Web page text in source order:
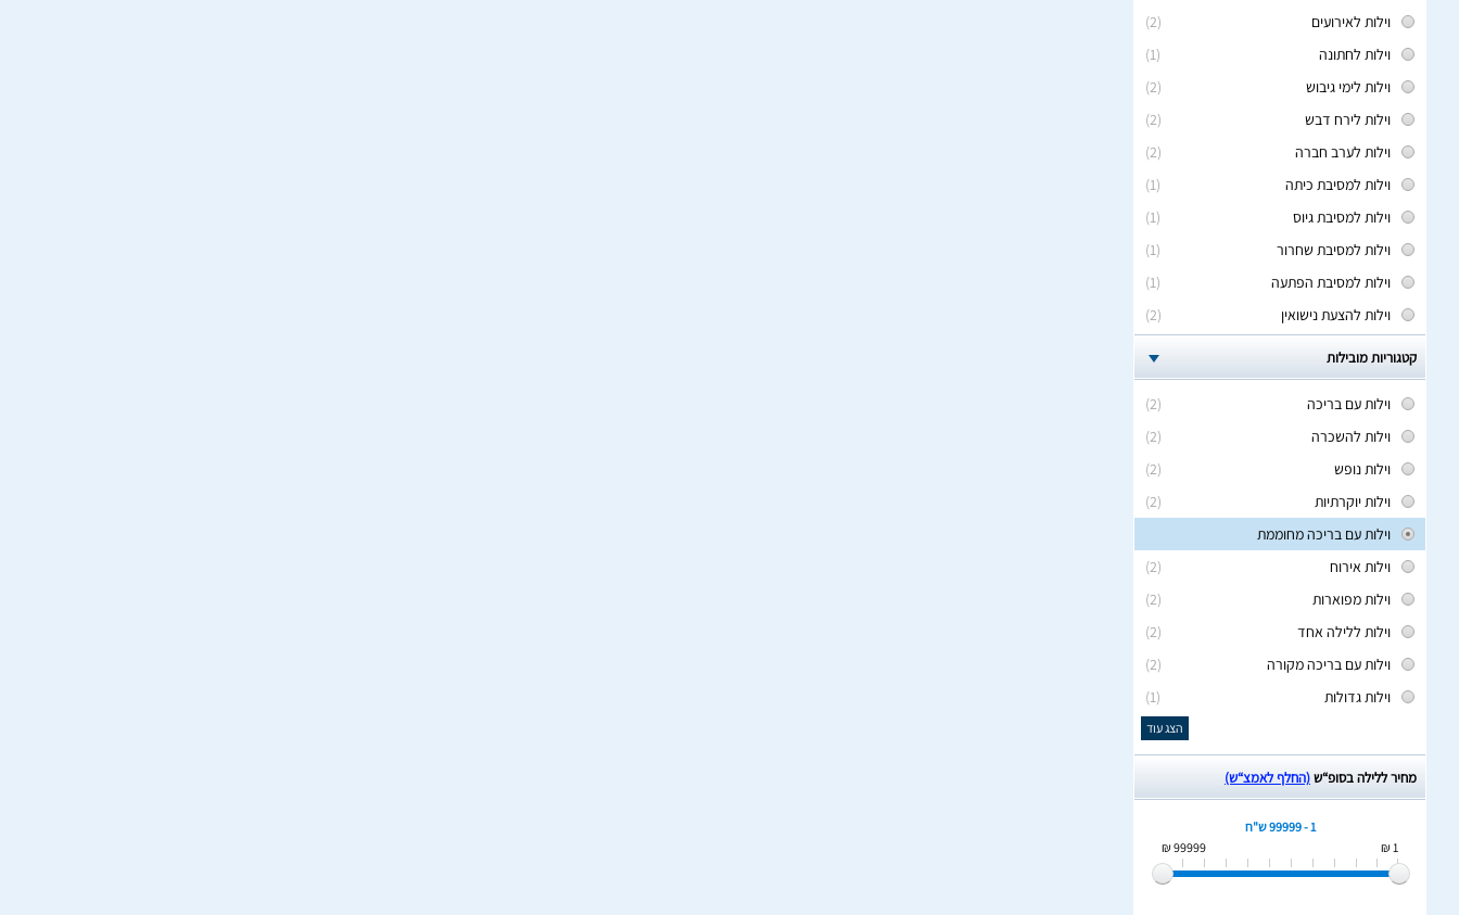
(2)
וילות לאירועים
(1)
וילות לחתונה
(2)
וילות לימי גיבוש
(2)
וילות לירח דבש
(2)
וילות לערב חברה
(1)
וילות למסיבת כיתה
(1)
וילות למסיבת גיוס
(1)
וילות למסיבת שחרור
(1)
וילות למסיבת הפתעה
(2)
וילות להצעת נישואין
קטגוריות מובילות
(2)
וילות עם בריכה
(2)
וילות להשכרה
(2)
וילות נופש
(2)
וילות יוקרתיות
וילות עם בריכה מחוממת
(2)
וילות אירוח
(2)
וילות מפוארות
(2)
וילות ללילה אחד
(2)
וילות עם בריכה מקורה
(1)
וילות גדולות
הצג עוד
מחיר ללילה בסופ“ש(החלף לאמצ“ש)
1 - 99999 ש"ח
1 ₪
99999 ₪